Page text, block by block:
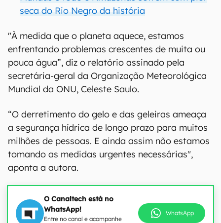
seca do Rio Negro da história
"À medida que o planeta aquece, estamos
enfrentando problemas crescentes de muita ou
pouca água”, diz o relatório assinado pela
secretária-geral da Organização Meteorológica
Mundial da ONU, Celeste Saulo.
“O derretimento do gelo e das geleiras ameaça
a segurança hídrica de longo prazo para muitos
milhões de pessoas. E ainda assim não estamos
tomando as medidas urgentes necessárias",
aponta a autora.
O Canaltech está no
WhatsApp!
Entre no canal e acompanhe
WhatsApp